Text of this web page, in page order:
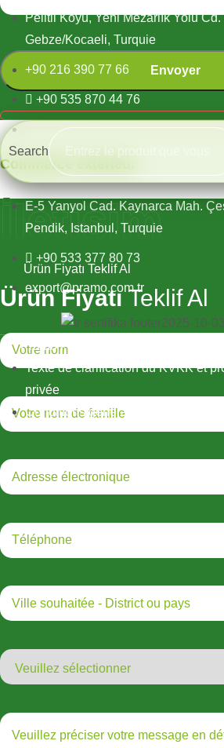
Pelitli Köyü, Yeni Mezarlık Yolu
Gebze/Kocaeli, Turquie
+90 216 390 77 66
+90 535 870 44 76
export@pramo.com.tr
Commerce extérieur
E-5 Yanyol Cad. Kaynarca Mah.
Pendik, Istanbul, Turquie
+90 533 377 80 73
export@pramo.com.tr
Pramo Prefabricated Building
Texte de clarification du KVKK et
privée
Conditions générales d'utilisation
Search
İletişim
Ürün Fiyatı Teklif Al
Ürün FiyatıTeklif Al